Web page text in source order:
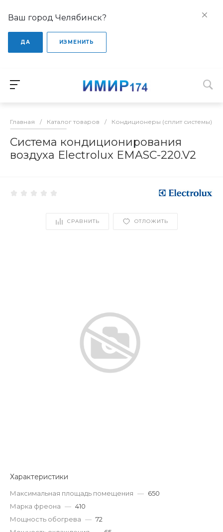
Ваш город Челябинск?
ДА ИЗМЕНИТЬ
Главная / Каталог товаров / Кондиционеры (сплит системы)
Cистема кондиционирования
воздуха Electrolux EMASC-220.V2
СРАВНИТЬ ОТЛОЖИТЬ
Характеристики
Максимальная площадь помещения — 650
Марка фреона — 410
Мощность обогрева — 72